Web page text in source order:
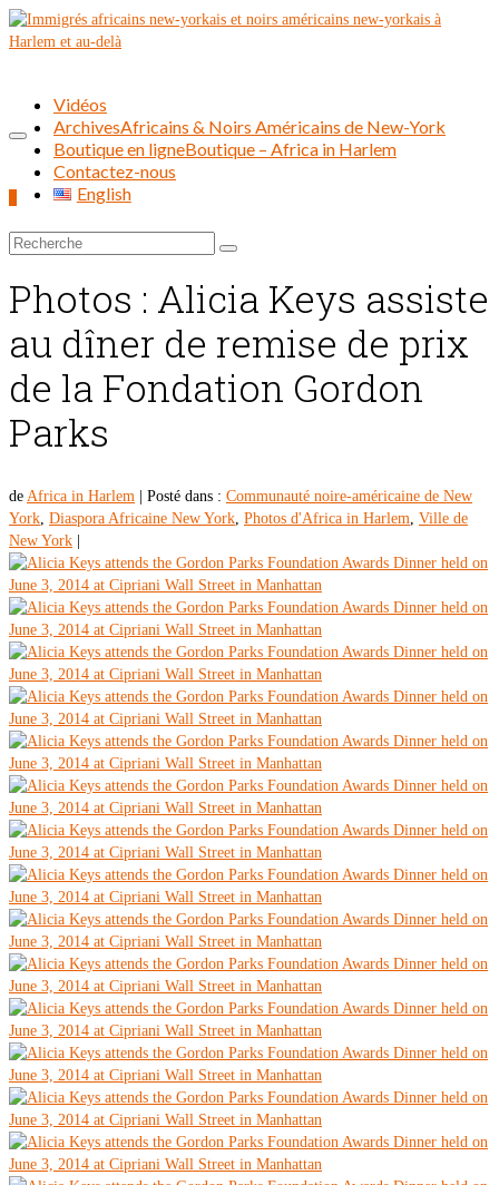
Rechercher :
Vidéos
ArchivesAfricains & Noirs Américains de New-York
Boutique en ligneBoutique – Africa in Harlem
Contactez-nous
English
Photos : Alicia Keys assiste
au dîner de remise de prix
de la Fondation Gordon
Parks
de Africa in Harlem Posté dans : Communauté noire-américaine de New
York, Diaspora Africaine New York, Photos d'Africa in Harlem, Ville de
New York